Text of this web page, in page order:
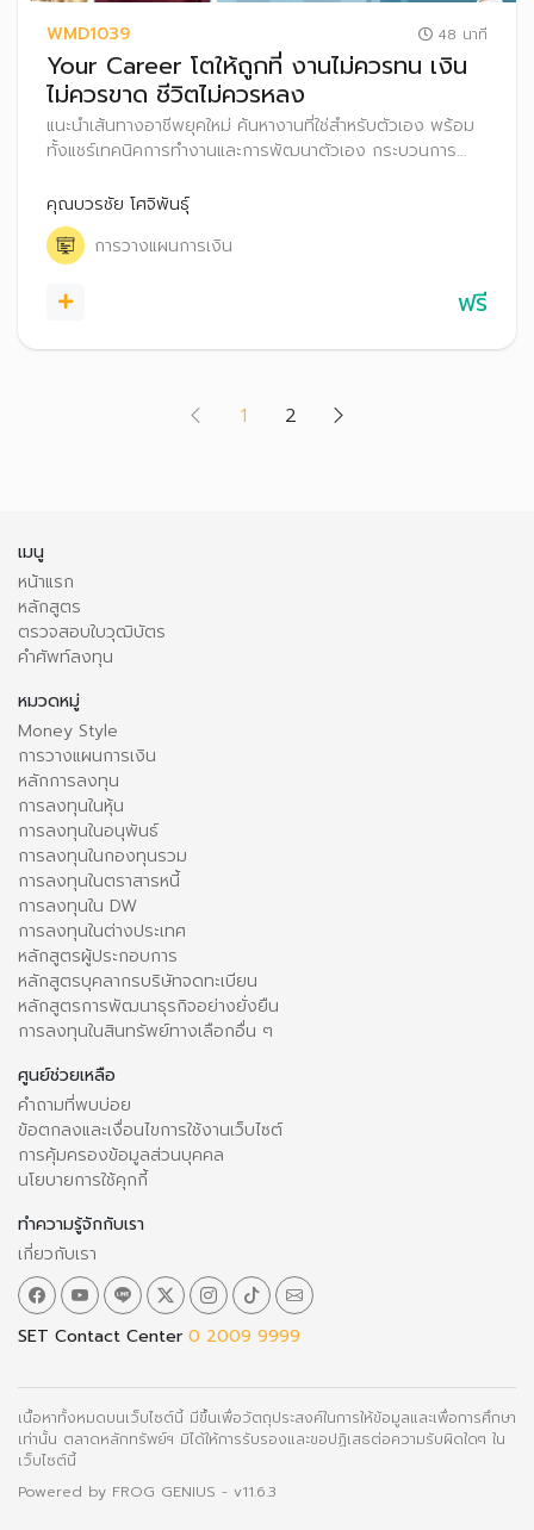
WMD1039 48 นาที
Your Career โตให้ถูกที่ งานไม่ควรทน เงิน
ไม่ควรขาด ชีวิตไม่ควรหลง
แนะนำเส้นทางอาชีพยุคใหม่ ค้นหางานที่ใช่สำหรับตัวเอง พร้อม
ทั้งแชร์เทคนิคการทำงานและการพัฒนาตัวเอง กระบวนการ
เรื่องการวางแผนภาษีและสิทธิประโยชน์ที่มนุษย์เงินควรรู้
คุณบวรชัย โศจิพันธุ์
การวางแผนการเงิน
ฟรี
1(current)
2
เมนู
หน้าแรก
หลักสูตร
ตรวจสอบใบวุฒิบัตร
คำศัพท์ลงทุน
หมวดหมู่
Money Style
การวางแผนการเงิน
หลักการลงทุน
การลงทุนในหุ้น
การลงทุนในอนุพันธ์
การลงทุนในกองทุนรวม
การลงทุนในตราสารหนี้
การลงทุนใน DW
การลงทุนในต่างประเทศ
หลักสูตรผู้ประกอบการ
หลักสูตรบุคลากรบริษัทจดทะเบียน
หลักสูตรการพัฒนาธุรกิจอย่างยั่งยืน
การลงทุนในสินทรัพย์ทางเลือกอื่น ๆ
ศูนย์ช่วยเหลือ
คำถามที่พบบ่อย
ข้อตกลงและเงื่อนไขการใช้งานเว็บไซต์
การคุ้มครองข้อมูลส่วนบุคคล
นโยบายการใช้คุกกี้
ทำความรู้จักกับเรา
เกี่ยวกับเรา
SET Contact Center 0 2009 9999
เนื้อหาทั้งหมดบนเว็บไซต์นี้ มีขึ้นเพื่อวัตถุประสงค์ในการให้ข้อมูลและเพื่อการศึกษา
เท่านั้น ตลาดหลักทรัพย์ฯ มิได้ให้การรับรองและขอปฏิเสธต่อความรับผิดใดๆ ใน
เว็บไซต์นี้
Powered by FROG GENIUS - v11.6.3